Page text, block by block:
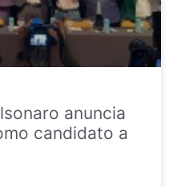
anuncia
candidato a